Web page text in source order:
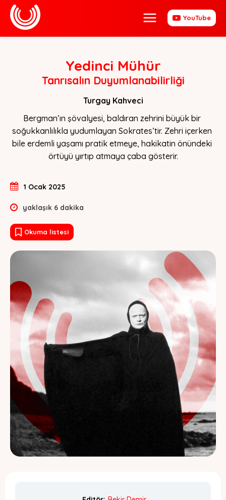
YouTube
Yedinci Mühür
Tanrısalın Duyumlanabilirliği
Turgay Kahveci
Bergman’ın şövalyesi, baldıran zehrini büyük bir
soğukkanlılıkla yudumlayan Sokrates’tir. Zehri içerken
bile erdemli yaşamı pratik etmeye, hakikatin önündeki
örtüyü yırtıp atmaya çaba gösterir.
1 Ocak 2025
yaklaşık 6 dakika
Okuma listesi